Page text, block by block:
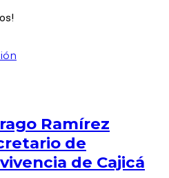
Ramírez
de
de Cajicá